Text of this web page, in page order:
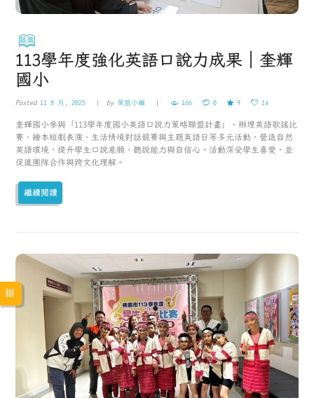
113學年度強化英語口說力成果｜奎輝
國小
Posted11 8 月, 2025 by 策盟小編 166 0 9 14
奎輝國小參與「113學年度國小英語口說力策略聯盟計畫」，辦理英語歌謠比
賽、繪本短劇表演、生活情境對話競賽與主題英語日等多元活動，營造自然
英語環境，提升學生口說意願、聽說能力與自信心。活動深受學生喜愛，並
促進團隊合作與跨文化理解。
繼續閱讀